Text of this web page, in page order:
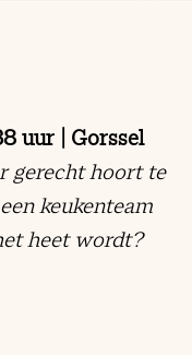
uur | Gorssel
gerecht hoort te
keukenteam
heet wordt?